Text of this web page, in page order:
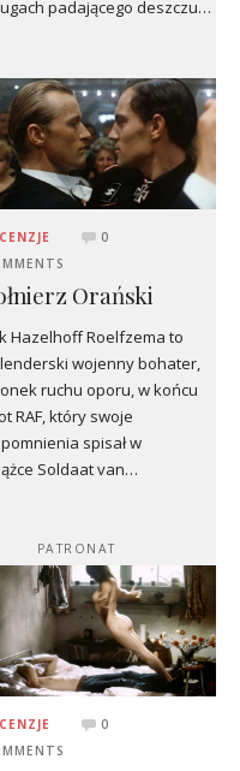
padającego deszczu…
0
Orański
Hazelhoff Roelfzema to
wojenny bohater,
ruchu oporu, w końcu
RAF, który swoje
spisał w
Soldaat van…
0
PATRONAT